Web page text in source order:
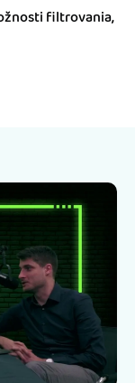
filtrovania,